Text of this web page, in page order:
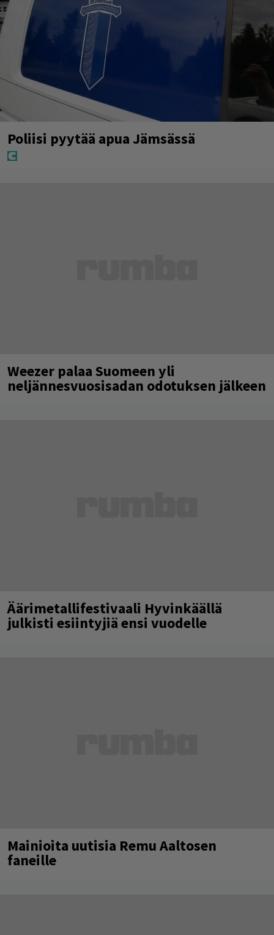
Poliisi pyytää apua Jämsässä
Weezer palaa Suomeen yli
neljännesvuosisadan odotuksen jälkeen
Äärimetallifestivaali Hyvinkäällä
julkisti esiintyjiä ensi vuodelle
Mainioita uutisia Remu Aaltosen
faneille